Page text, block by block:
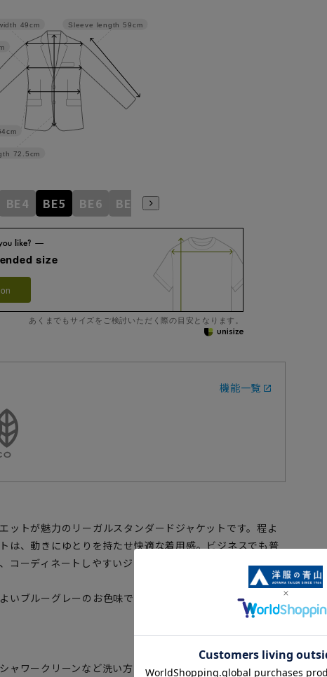
Sleeve length 59cm
72.5cm
49cm
BE4 BE5 BE6 BE7 BE8
size
あくまでもサイズをご検討いただく際の目安となります。
機能一覧
ットが魅力のリーガルスタンダードジャケットです。程よ
は、動きにゆとりを持たせ快適な着用感。ビジネスでも普
コーディネートしやすいジャケットです。
ブルーグレーのお色味です。
ャワークリーンなど洗い方も選べます。ジャケットのみパ